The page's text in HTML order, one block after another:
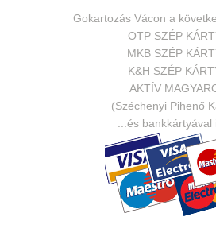
Gokartozás Vácon a
OTP SZÉP
MKB SZÉP
K&H SZÉP
AKTÍV
(Széchenyi Pihenő
...és bankkártyával